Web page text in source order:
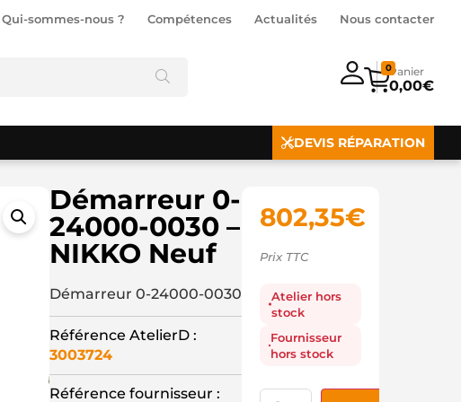
Qui-sommes-nous ? Compétences Actualités Nous contacter
0,00€
0
DEVIS RÉPARATION
Démarreur 0-
24000-0030 –
NIKKO Neuf
Démarreur 0-24000-0030
Référence AtelierD :
3003724
Référence fournisseur :
802,35€
Prix TTC
Atelier hors
stock
Fournisseur
hors stock